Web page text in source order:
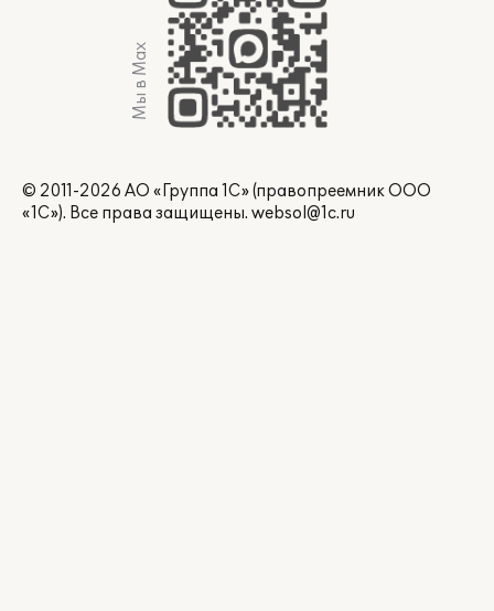
Мы в Max
© 2011-2026 АО «Группа 1С» (правопреемник ООО
«1С»). Все права защищены. websol@1c.ru